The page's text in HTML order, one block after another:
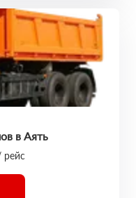
в Аять
рейс